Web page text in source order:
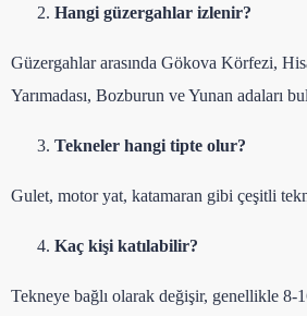
Hangi güzergahlar izlenir?
Güzergahlar arasında Gökova Körfezi,
Yarımadası, Bozburun ve Yunan adaları
Tekneler hangi tipte olur?
Gulet, motor yat, katamaran gibi çeşitli
Kaç kişi katılabilir?
Tekneye bağlı olarak değişir, genellikle 8-